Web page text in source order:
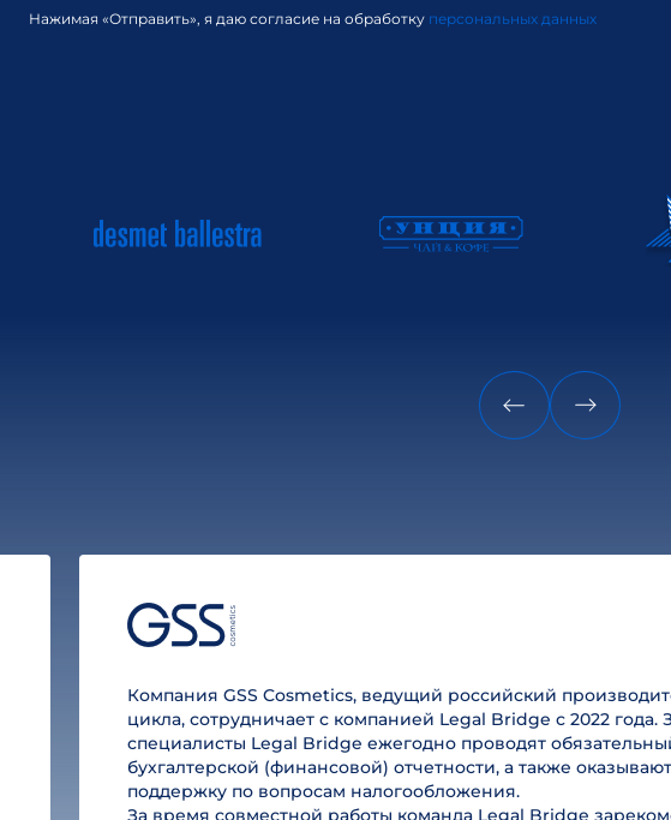
Нажимая «Отправить», я даю согласие на обработку персональных данных
Компания GSS Cosmetics, ведущий российский
цикла, сотрудничает с компанией Legal Bridge с 2022 года.
специалисты Legal Bridge ежегодно проводят
бухгалтерской (финансовой) отчетности, а также
поддержку по вопросам налогообложения.
За время совместной работы команда Legal Bridge